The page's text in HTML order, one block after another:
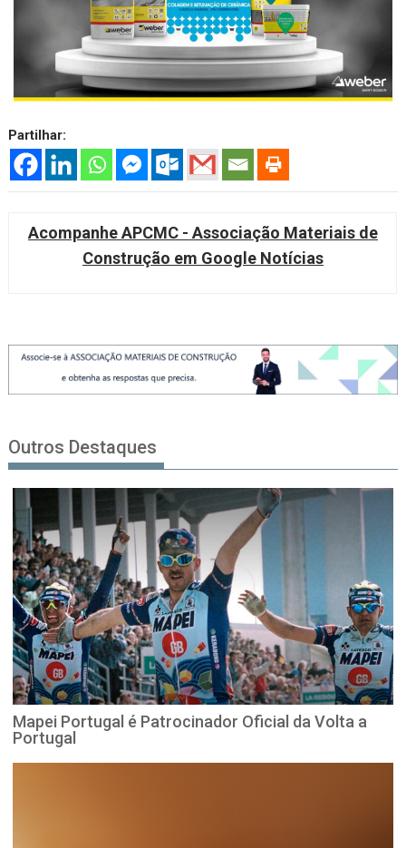
Partilhar:
Acompanhe APCMC - Associação Materiais de
Construção em Google Notícias
Outros Destaques
Mapei Portugal é Patrocinador Oficial da Volta a
Portugal